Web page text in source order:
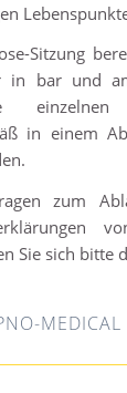
Sitzung
in bar und
einzelnen
in einem
zum
Sie sich bitte
MEDICAL